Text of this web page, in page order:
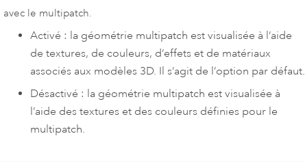
avec le multipatch.
Activé : la géométrie multipatch est visualisée à l’aide
de textures, de couleurs, d’effets et de matériaux
associés aux modèles 3D. Il s’agit de l’option par défaut.
Désactivé : la géométrie multipatch est visualisée à
l’aide des textures et des couleurs définies pour le
multipatch.